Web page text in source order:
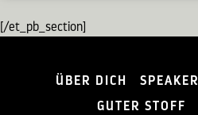
[/et_pb_section]
ÜBER DICH SPEAKER
GUTER STOFF